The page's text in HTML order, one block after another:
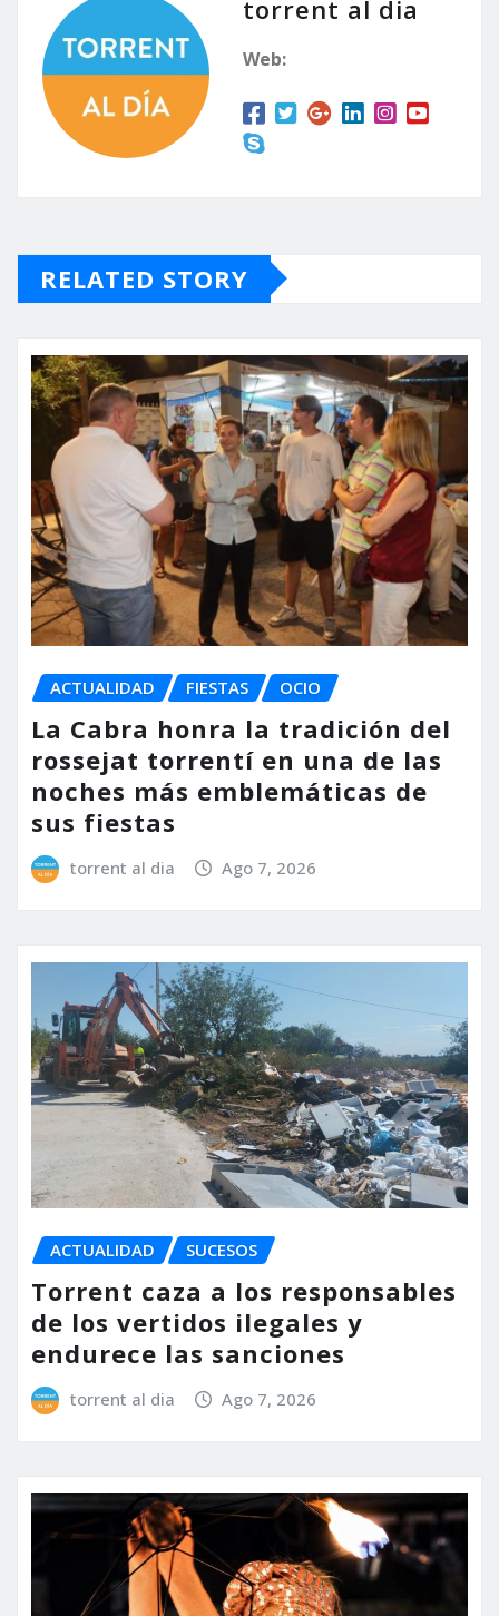
torrent al dia
Web:
RELATED STORY
ACTUALIDAD FIESTAS OCIO
La Cabra honra la tradición del
rossejat torrentí en una de las
noches más emblemáticas de
sus fiestas
torrent al dia Ago 7, 2026
ACTUALIDAD SUCESOS
Torrent caza a los responsables
de los vertidos ilegales y
endurece las sanciones
torrent al dia Ago 7, 2026